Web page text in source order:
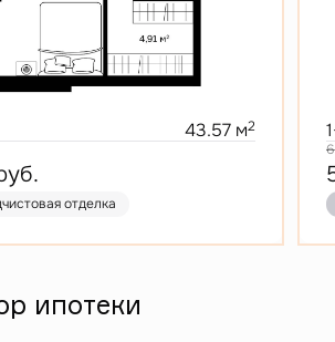
43.57 м2
отделка
ипотеки